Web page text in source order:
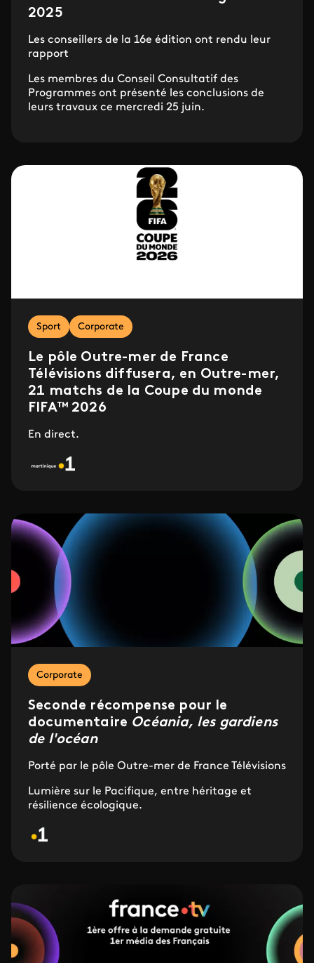
2025
Les conseillers de la 16e édition ont rendu leur
rapport
Les membres du Conseil Consultatif des
Programmes ont présenté les conclusions de
leurs travaux ce mercredi 25 juin.
Sport Corporate
Le pôle Outre-mer de France
Télévisions diffusera, en Outre-mer,
21 matchs de la Coupe du monde
FIFA™ 2026
En direct.
Corporate
Seconde récompense pour le
documentaire Océania, les gardiens
de l'océan
Porté par le pôle Outre-mer de France Télévisions
Lumière sur le Pacifique, entre héritage et
résilience écologique.